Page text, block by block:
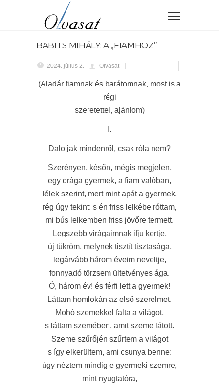
BABITS MIHÁLY: A „FIAMHOZ”
2024. július 2. Olvasat
(Aladár fiamnak és barátomnak, most is a
régi
szeretettel, ajánlom)
I.
Daloljak mindenről, csak róla nem?
Szerényen, későn, mégis megjelen,
egy drága gyermek, a fiam valóban,
lélek szerint, mert mint apát a gyermek,
rég úgy tekint: s én friss lelkébe róttam,
mi bús lelkemben friss jövőre termett.
Legszebb virágaimnak ifju kertje,
új tükröm, melynek tisztít tisztasága,
legárvább három éveim neveltje,
fonnyadó törzsem ültetvényes ága.
Ó, három év! és férfi lett a gyermek!
Láttam homlokán az első szerelmet.
Mohó szemekkel falta a világot,
s láttam szemében, amit szeme látott.
Szeme szűrőjén szűrtem a világot
s így elkerültem, ami csunya benne:
úgy néztem mindig e gyermeki szemre,
mint nyugtatóra,